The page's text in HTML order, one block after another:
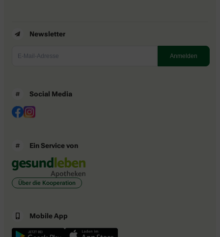
Newsletter
Social Media
Ein Service von
Über die Kooperation
Mobile App